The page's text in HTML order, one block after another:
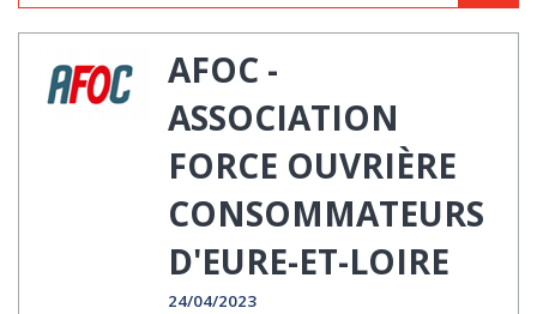
AFOC -
ASSOCIATION
FORCE OUVRIÈRE
CONSOMMATEURS
D'EURE-ET-LOIRE
24/04/2023